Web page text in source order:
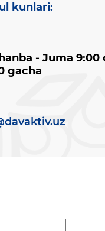
kunlari:
- Juma 9:00
gacha